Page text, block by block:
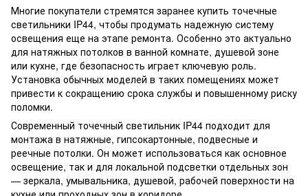
Многие покупатели стремятся заранее купить точечные
светильники IP44, чтобы продумать надежную систему
освещения еще на этапе ремонта. Особенно это актуально
для натяжных потолков в ванной комнате, душевой зоне
или кухне, где безопасность играет ключевую роль.
Установка обычных моделей в таких помещениях может
привести к сокращению срока службы и повышенному риску
поломки.
Современный точечный светильник IP44 подходит для
монтажа в натяжные, гипсокартонные, подвесные и
реечные потолки. Он может использоваться как основное
освещение, так и для локальной подсветки отдельных зон
— зеркала, умывальника, душевой, рабочей поверхности на